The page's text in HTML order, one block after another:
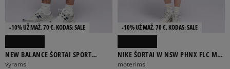
-10% UŽ MAŽ. 70 €, KODAS: SALE
NEW BALANCE ŠORTAI SPORT
LEGACY SHORT 5"
vyrams
-10% UŽ MAŽ. 70 €, KODAS: SALE
NIKE ŠORTAI W NSW PHNX FLC MR
STD 2IN
moterims